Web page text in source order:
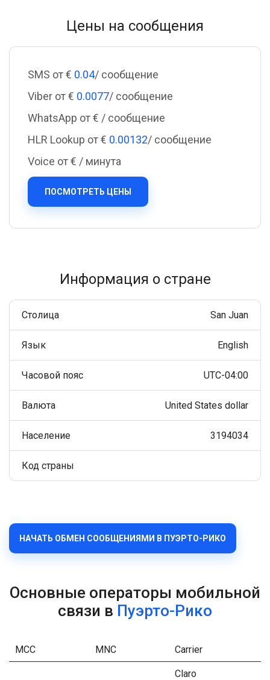
Цены на сообщения
SMS от € 0.04/ сообщение
Viber от € 0.0077/ сообщение
WhatsApp от € / сообщение
HLR Lookup от € 0.00132/ сообщение
Voice от € / минута
ПОСМОТРЕТЬ ЦЕНЫ
Информация о стране
Столица San Juan
Язык English
Часовой пояс UTC-04:00
Валюта United States dollar
Население 3194034
Код страны
НАЧАТЬ ОБМЕН СООБЩЕНИЯМИ В ПУЭРТО-РИКО
Основные операторы мобильной
связи в Пуэрто-Рико
MCC MNC Carrier
Claro